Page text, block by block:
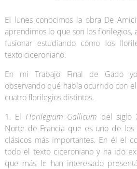
El lunes conocimos la obra De
aprendimos lo que son los florilegios,
fusionar estudiando cómo los
texto ciceroniano.
En mi Trabajo Final de Gado
observando qué había ocurrido con
cuatro florilegios distintos.
1. El Florilegium Gallicum del siglo
Norte de Francia que es uno de los
clásicos más importantes. En él el
todo el texto ciceroniano y ha ido
que más le han interesado